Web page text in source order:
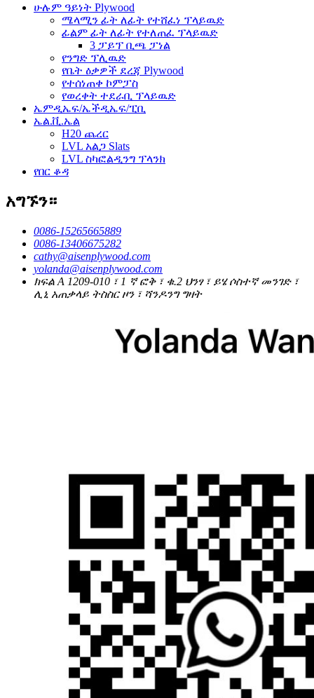
ሁሉም ዓይነት Plywood
ሜላሚን ፊት ለፊት የተሸፈነ ፕላይዉድ
ፊልም ፊት ለፊት የተለጠፈ ፕላይዉድ
3 ፓይፕ ቢጫ ፓነል
የንግድ ፕሊዉድ
የቤት ዕቃዎች ደረጃ Plywood
የተሰነጠቀ ኮምፓስ
የወረቀት ተደራቢ ፕላይዉድ
ኤምዲኤፍ/ኤችዲኤፍ/ፒቢ
ኤል.ቪ.ኤል
H20 ጨረር
LVL አልጋ Slats
LVL ስካፎልዲንግ ፕላንክ
የበር ቆዳ
አግኙን።
0086-15265665889
0086-13406675282
cathy@aisenplywood.com
yolanda@aisenplywood.com
ክፍል A 1209-010 ፣ 1 ኛ ፎቅ ፣ ቁ.2 ህንፃ ፣ ይሄ ሶስተኛ መንገድ ፣
ሊኒ አጠቃላይ ትስስር ዞን ፣ ሻንዶንግ ግዛት